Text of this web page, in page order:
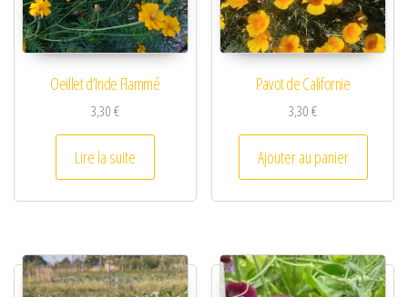
Oeillet d’Inde Flammé
3,30€
Lire la suite
Pavot de Californie
3,30€
Ajouter au panier